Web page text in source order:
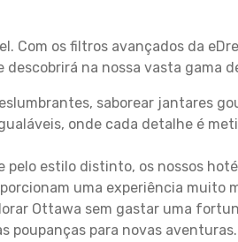
Com os filtros avançados da
descobrirá na nossa vasta gama
saborear jantares
onde cada detalhe é
pelo estilo distinto, os nossos
uma experiência muito
Ottawa sem gastar uma
poupanças para novas aventuras.